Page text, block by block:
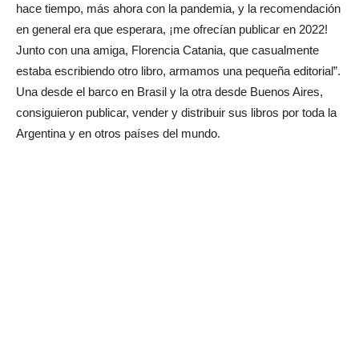
hace tiempo, más ahora con la pandemia, y la recomendación
en general era que esperara, ¡me ofrecían publicar en 2022!
Junto con una amiga, Florencia Catania, que casualmente
estaba escribiendo otro libro, armamos una pequeña editorial”.
Una desde el barco en Brasil y la otra desde Buenos Aires,
consiguieron publicar, vender y distribuir sus libros por toda la
Argentina y en otros países del mundo.